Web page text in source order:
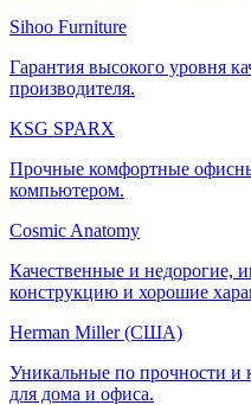
Sihoo Furniture
Гарантия высокого уровня
производителя.
KSG SPARX
Прочные комфортные
компьютером.
Cosmic Anatomy
Качественные и недорогие,
конструкцию и хорошие
Herman Miller (США)
Уникальные по прочности и
для дома и офиса.